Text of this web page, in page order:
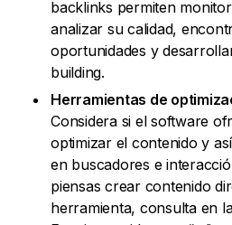
backlinks permiten
analizar su calidad,
oportunidades y
building.
Herramientas de
Considera si el software
optimizar el contenido y
en buscadores e
piensas crear contenido
herramienta, consulta en